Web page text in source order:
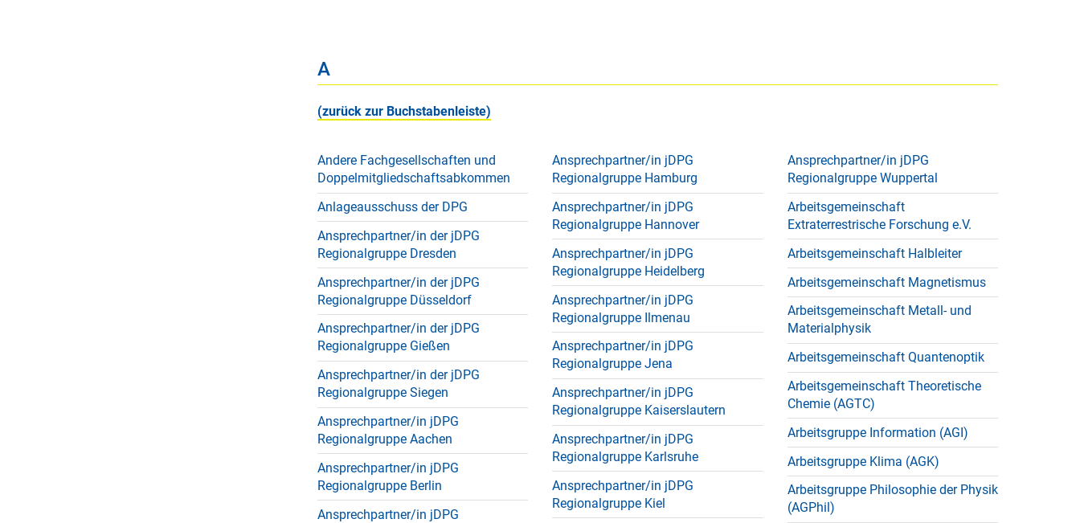
A
(zurück zur Buchstabenleiste)
Andere Fachgesellschaften und
Doppelmitgliedschaftsabkommen
Anlageausschuss der DPG
Ansprechpartner/in der jDPG
Regionalgruppe Dresden
Ansprechpartner/in der jDPG
Regionalgruppe Düsseldorf
Ansprechpartner/in der jDPG
Regionalgruppe Gießen
Ansprechpartner/in der jDPG
Regionalgruppe Siegen
Ansprechpartner/in jDPG
Regionalgruppe Aachen
Ansprechpartner/in jDPG
Regionalgruppe Berlin
Ansprechpartner/in jDPG
Ansprechpartner/in jDPG
Regionalgruppe Hamburg
Ansprechpartner/in jDPG
Regionalgruppe Hannover
Ansprechpartner/in jDPG
Regionalgruppe Heidelberg
Ansprechpartner/in jDPG
Regionalgruppe Ilmenau
Ansprechpartner/in jDPG
Regionalgruppe Jena
Ansprechpartner/in jDPG
Regionalgruppe Kaiserslautern
Ansprechpartner/in jDPG
Regionalgruppe Karlsruhe
Ansprechpartner/in jDPG
Regionalgruppe Kiel
Ansprechpartner/in jDPG
Regionalgruppe Wuppertal
Arbeitsgemeinschaft
Extraterrestrische Forschung e.V.
Arbeitsgemeinschaft Halbleiter
Arbeitsgemeinschaft Magnetismus
Arbeitsgemeinschaft Metall- und
Materialphysik
Arbeitsgemeinschaft Quantenoptik
Arbeitsgemeinschaft Theoretische
Chemie (AGTC)
Arbeitsgruppe Information (AGI)
Arbeitsgruppe Klima (AGK)
Arbeitsgruppe Philosophie der Physik
(AGPhil)